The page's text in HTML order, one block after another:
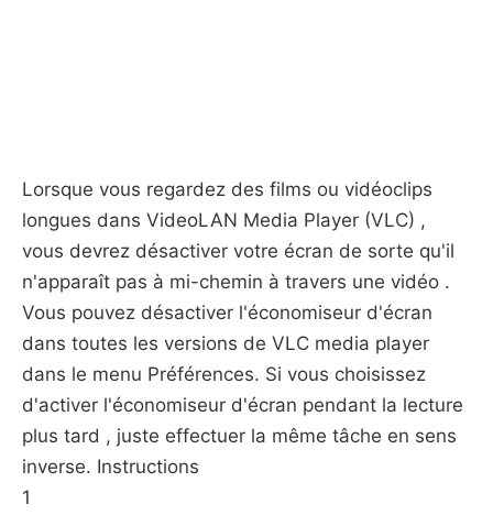
Lorsque vous regardez des films ou vidéoclips
longues dans VideoLAN Media Player (VLC) ,
vous devrez désactiver votre écran de sorte qu'il
n'apparaît pas à mi-chemin à travers une vidéo .
Vous pouvez désactiver l'économiseur d'écran
dans toutes les versions de VLC media player
dans le menu Préférences. Si vous choisissez
d'activer l'économiseur d'écran pendant la lecture
plus tard , juste effectuer la même tâche en sens
inverse. Instructions
1